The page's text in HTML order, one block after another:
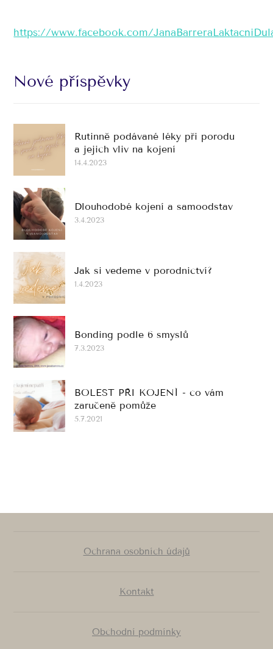
https://www.facebook.com/
Nové příspěvky
Rutinně podávané léky při porodu
a jejich vliv na kojení
14.4.2023
Dlouhodobé kojení a samoodstav
3.4.2023
Jak si vedeme v porodnictví?
1.4.2023
Bonding podle 6 smyslů
7.3.2023
BOLEST PŘI KOJENÍ - co vám
zaručeně pomůže
5.7.2021
Ochrana osobních údajů
Kontakt
Obchodní podmínky